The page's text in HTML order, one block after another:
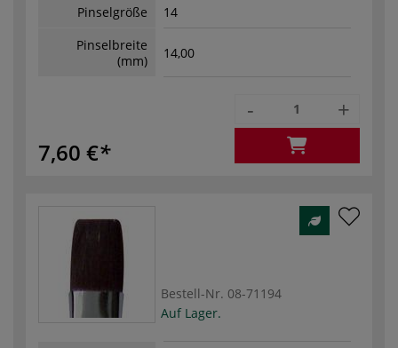
Pinselgröße
14
Pinselbreite
(mm)
14,00
7,60 €
- +
Bestell-Nr. 08-71194
Auf Lager.